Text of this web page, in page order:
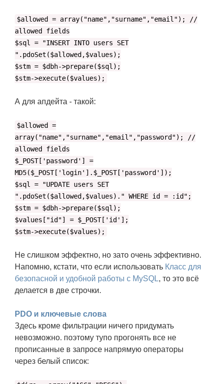
$allowed = array("name","surname","email"); //
allowed fields
$sql = "INSERT INTO users SET
".pdoSet($allowed,$values);
$stm = $dbh->prepare($sql);
$stm->execute($values);
А для апдейта - такой:
$allowed =
array("name","surname","email","password"); //
allowed fields
$_POST['password'] =
MD5($_POST['login'].$_POST['password']);
$sql = "UPDATE users SET
".pdoSet($allowed,$values)." WHERE id = :id";
$stm = $dbh->prepare($sql);
$values["id"] = $_POST['id'];
$stm->execute($values);
Не слишком эффектно, но зато очень эффективно.
Напомню, кстати, что если использовать Класс для
безопасной и удобной работы с MySQL, то это всё
делается в две строчки.
PDO и ключевые слова
Здесь кроме фильтрации ничего придумать
невозможно. поэтому тупо прогонять все не
прописанные в запросе напрямую операторы
через белый список: